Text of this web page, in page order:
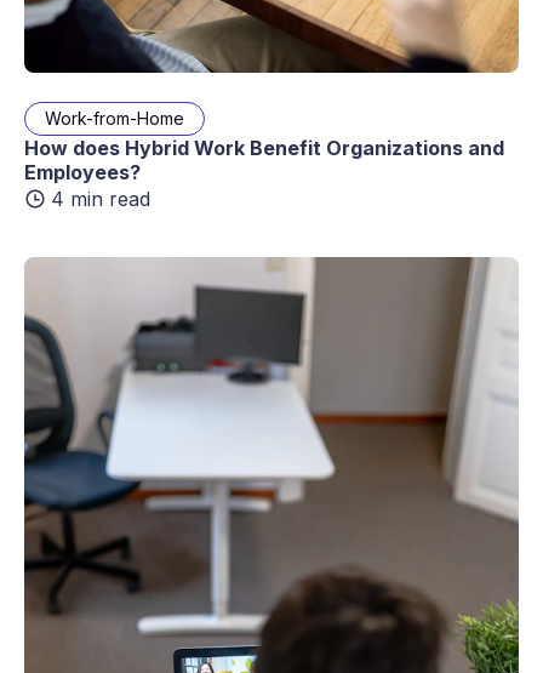
Work-from-Home
How does Hybrid Work Benefit Organizations and
Employees?
4 min read